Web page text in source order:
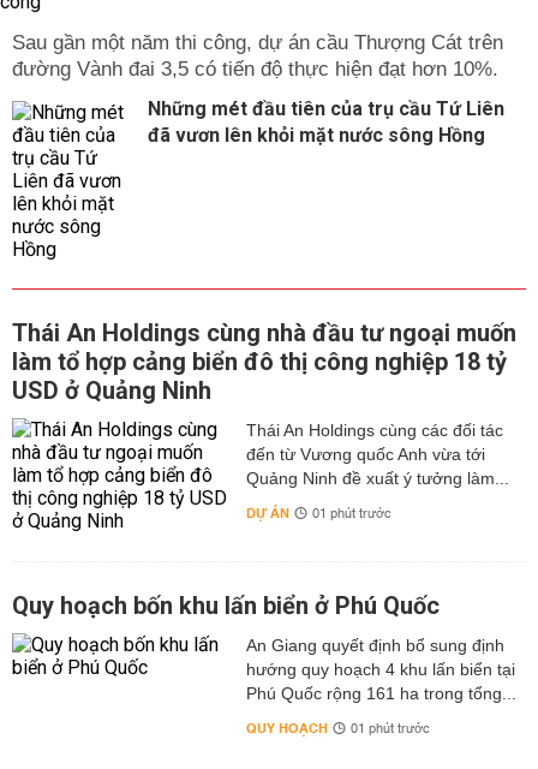
Sau gần một năm thi công, dự án cầu Thượng Cát trên
đường Vành đai 3,5 có tiến độ thực hiện đạt hơn 10%.
Những mét đầu tiên của trụ cầu Tứ Liên
đã vươn lên khỏi mặt nước sông Hồng
Thái An Holdings cùng nhà đầu tư ngoại muốn
làm tổ hợp cảng biển đô thị công nghiệp 18 tỷ
USD ở Quảng Ninh
Thái An Holdings cùng các đối tác
đến từ Vương quốc Anh vừa tới
Quảng Ninh đề xuất ý tưởng làm...
DỰ ÁN 01 phút trước
Quy hoạch bốn khu lấn biển ở Phú Quốc
An Giang quyết định bổ sung định
hướng quy hoạch 4 khu lấn biển tại
Phú Quốc rộng 161 ha trong tổng...
QUY HOẠCH 01 phút trước